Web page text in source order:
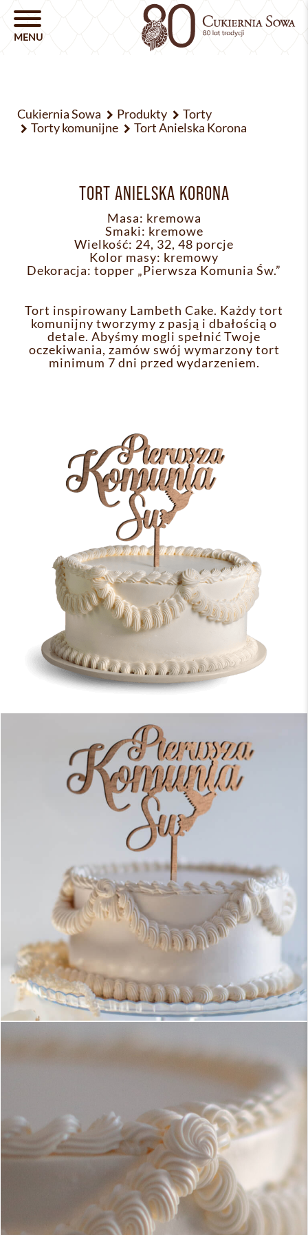
Cukiernia Sowa Produkty
Torty
Torty komunijne
Tort Anielska Korona
TORT ANIELSKA KORONA
Masa: kremowa
Smaki: kremowe
Wielkość: 24, 32, 48 porcje
Kolor masy: kremowy
Dekoracja: topper „Pierwsza Komunia Św.”
Tort inspirowany Lambeth Cake. Każdy tort
komunijny tworzymy z pasją i dbałością o
detale. Abyśmy mogli spełnić Twoje
oczekiwania, zamów swój wymarzony tort
minimum 7 dni przed wydarzeniem.